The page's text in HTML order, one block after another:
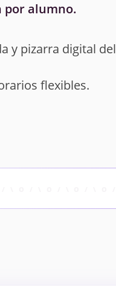
por alumno.
y pizarra digital del
flexibles.